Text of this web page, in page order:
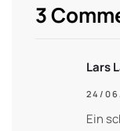
3
Lars
24/
Ein